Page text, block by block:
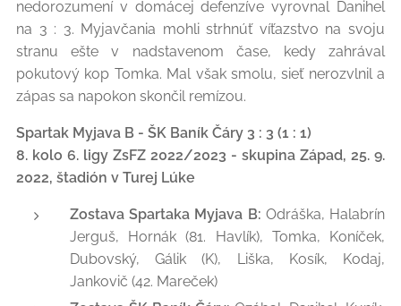
nedorozumení v domácej defenzíve vyrovnal Danihel
na 3 : 3. Myjavčania mohli strhnúť víťazstvo na svoju
stranu ešte v nadstavenom čase, kedy zahrával
pokutový kop Tomka. Mal však smolu, sieť nerozvlnil a
zápas sa napokon skončil remízou.
Spartak Myjava B - ŠK Baník Čáry 3 : 3 (1 : 1)
8. kolo 6. ligy ZsFZ 2022/2023 - skupina Západ, 25. 9.
2022, štadión v Turej Lúke
Zostava Spartaka Myjava B: Odráška, Halabrín
Jerguš, Hornák (81. Havlík), Tomka, Koníček,
Dubovský, Gálik (K), Liška, Kosík, Kodaj,
Jankovič (42. Mareček)